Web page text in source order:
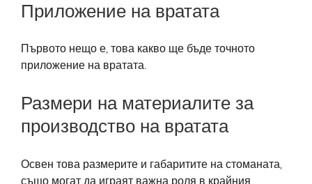
Приложение на вратата
Първото нещо е, това какво ще бъде точното
приложение на вратата.
Размери на материалите за
производство на вратата
Освен това размерите и габаритите на стоманата,
също могат да играят важна роля в крайния